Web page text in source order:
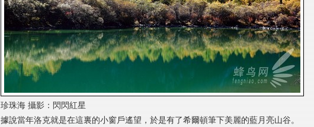
珍珠海 攝影：閃閃紅星
據說當年洛克就是在這裏的小窗戶遙望，於是有了希爾頓筆下美麗的藍月亮山谷。